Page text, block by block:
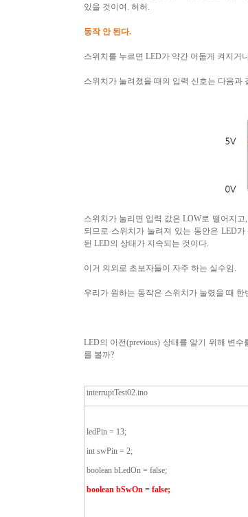
있을 것이여 . 허허 .
동작 안 된다.
스위치를 누르면 LED가 약간 어둡게 켜지거
스위치가 눌려졌을 때의 입력 신호는 다음과
스위치가 눌리면 입력 값은 LOW로 떨어지고,
되므로 스위치가 눌려져 있는 동안은 LED가
된 LED의 상태가 지속되는 것이다.
이거 의외로 초보자들이 자주 하는 실수임.
우리가 원하는 동작은 스위치가 눌렸을 때 한
LED의 이전(previous) 상태를 알기 위해 변수
를 볼까?
interruptTest02.ino
ledPin = 13;
int swPin = 2;
boolean bLedOn = false;
boolean bSwOn = false;